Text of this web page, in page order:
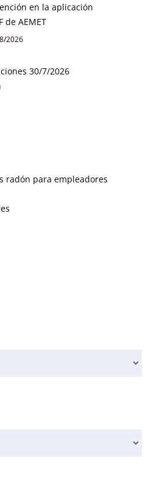
en la aplicación
de AEMET
2026